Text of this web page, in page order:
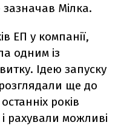
зазначав Мілка.
ЕП у компанії,
одним із
Ідею запуску
ще до
років
рахували можливі